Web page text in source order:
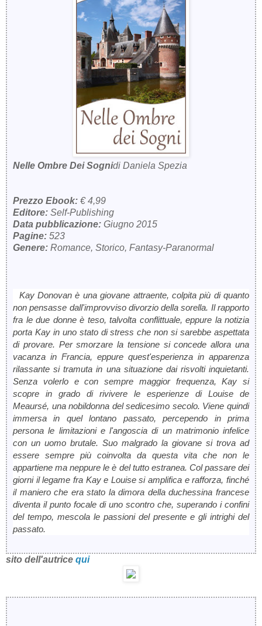
Nelle Ombre Dei Sognidi Daniela Spezia
Prezzo Ebook: € 4,99
Editore: Self-Publishing
Data pubblicazione: Giugno 2015
Pagine: 523
Genere: Romance, Storico, Fantasy-Paranormal
Kay Donovan è una giovane attraente, colpita più di quanto
non pensasse dall'improvviso divorzio della sorella. Il rapporto
fra le due donne è teso, talvolta conflittuale, eppure la notizia
porta Kay in uno stato di stress che non si sarebbe aspettata
di provare. Per smorzare la tensione si concede allora una
vacanza in Francia, eppure quest'esperienza in apparenza
rilassante si tramuta in una situazione dai risvolti inquietanti.
Senza volerlo e con sempre maggior frequenza, Kay si
scopre in grado di rivivere le esperienze di Louise de
Meaursé, una nobildonna del sedicesimo secolo. Viene quindi
immersa in quel lontano passato, percependo in prima
persona le limitazioni e l'angoscia di un matrimonio infelice
con un uomo brutale. Suo malgrado la giovane si trova ad
essere sempre più coinvolta da questa vita che non le
appartiene ma neppure le è del tutto estranea. Col passare dei
giorni il legame fra Kay e Louise si amplifica e rafforza, finché
il maniero che era stato la dimora della duchessina francese
diventa il punto focale di uno scontro che, superando i confini
del tempo, mescola le passioni del presente e gli intrighi del
passato.
sito dell'autrice qui